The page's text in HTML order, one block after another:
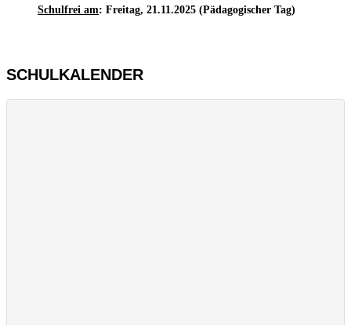
Schulfrei am: Freitag, 21.11.2025 (Pädagogischer Tag)
SCHULKALENDER